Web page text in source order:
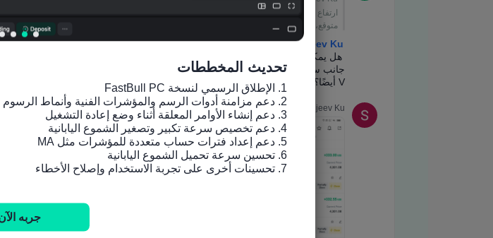
البر
مؤشر
مديري
المشتر
يات
PMI
في
البر
الرئيس
مديري
المشتر
يات
المرك
تحديث المخططات
7. تحسينات أخرى على تجربة الاستخدام وإصلاح الأخطاء
جربه